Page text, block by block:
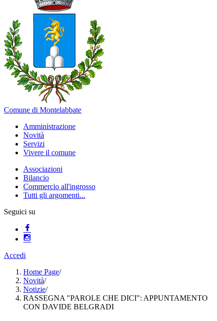
Comune di Montelabbate
Amministrazione
Novità
Servizi
Vivere il comune
Associazioni
Bilancio
Commercio all'ingrosso
Tutti gli argomenti...
Seguici su
Accedi
Home Page/
Novità/
Notizie/
RASSEGNA "PAROLE CHE DICI": APPUNTAMENTO
CON DAVIDE BELGRADI